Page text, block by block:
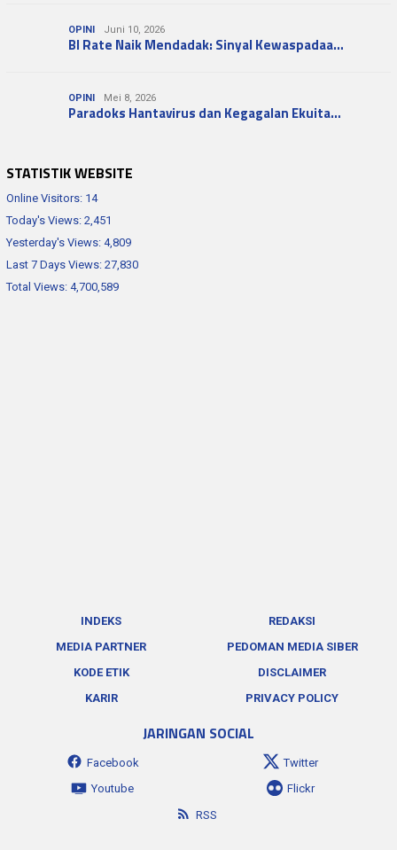
OPINI Juni 10, 2026
BI Rate Naik Mendadak: Sinyal Kewaspadaa…
OPINI Mei 8, 2026
Paradoks Hantavirus dan Kegagalan Ekuita…
STATISTIK WEBSITE
Online Visitors: 14
Today's Views: 2,451
Yesterday's Views: 4,809
Last 7 Days Views: 27,830
Total Views: 4,700,589
INDEKS
REDAKSI
MEDIA PARTNER
PEDOMAN MEDIA SIBER
KODE ETIK
DISCLAIMER
KARIR
PRIVACY POLICY
JARINGAN SOCIAL
Facebook
Twitter
Youtube
Flickr
RSS